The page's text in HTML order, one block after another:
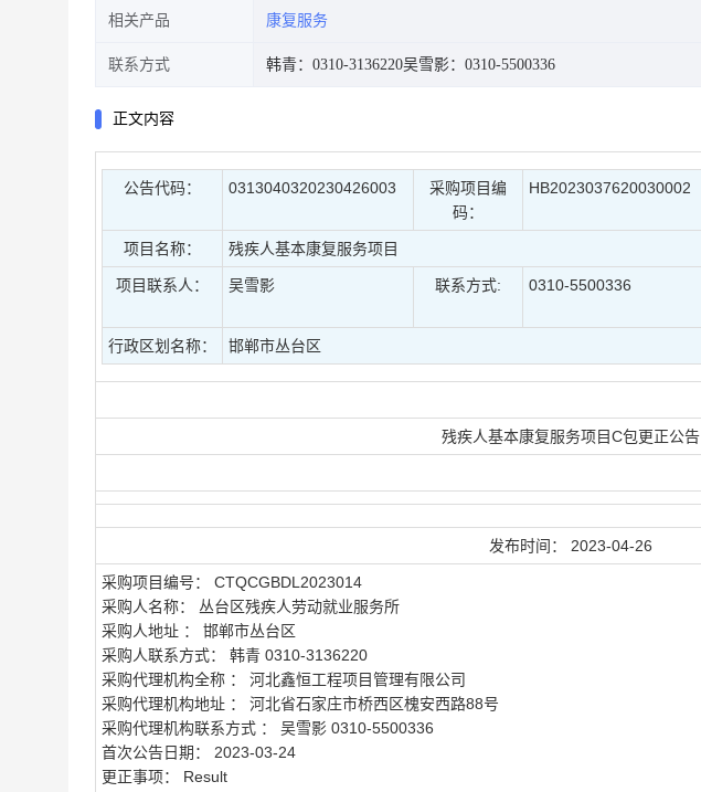
相关产品 康复服务
联系方式 韩青：0310-3136220吴雪影：0310-5500336
正文内容
公告代码： 0313040320230426003
采购项目编
码：
HB2023037620030002
项目名称： 残疾人基本康复服务项目
项目联系人： 吴雪影 联系方式: 0310-5500336
行政区划名称： 邯郸市丛台区
残疾人基本康复服务项目C包更正公告
发布时间： 2023-04-26
采购项目编号：
CTQCGBDL2023014
采购人名称： 丛台区残疾人劳动就业服务所
采购人地址 ： 邯郸市丛台区
采购人联系方式： 韩青 0310-3136220
采购代理机构全称 ： 河北鑫恒工程项目管理有限公司
采购代理机构地址 ： 河北省石家庄市桥西区槐安西路88号
采购代理机构联系方式 ： 吴雪影 0310-5500336
首次公告日期： 2023-03-24
更正事项： Result